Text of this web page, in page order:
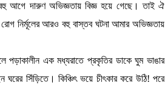
আগে দারুণ অভিজ্ঞতায় বিজ্ঞ হয়ে গেছে। তাই ঐ
রোগ নির্মূলের আরও বহু বাস্তব ঘটনা আমার অভিজ্ঞতায়
পড়াকালীন এক মধ্যরাতে প্রকৃতির ডাকে ঘুম ভাঙার
সিঁড়িতে। কিঞ্চিৎ ভয়ে চীৎকার করে উঠি! পরে